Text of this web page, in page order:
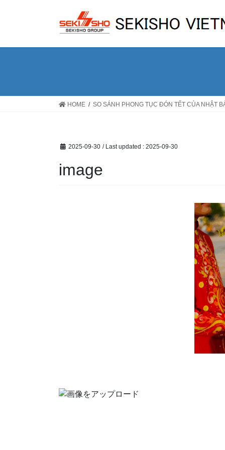
HOME SO SÁNH PHONG TỤC ĐÓN TẾT CỦA NHẬT
2025-09-30 / Last updated : 2025-09-30
image